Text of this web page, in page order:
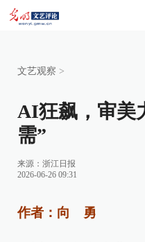
文艺观察 >
AI狂飙，审美
需”
来源： 浙江日报
2026-06-26 09:31
作者：向 勇